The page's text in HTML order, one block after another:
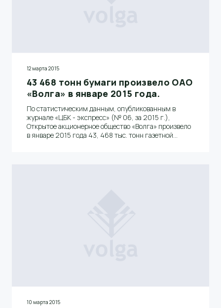
12 марта 2015
43 468 тонн бумаги произвело ОАО
«Волга» в январе 2015 года.
По статистическим данным, опубликованным в
журнале «ЦБК - экспресс» (№ 06, за 2015 г.),
Открытое акционерное общество «Волга» произвело
в январе 2015 года 43, 468 тыс. тонн газетной
10 марта 2015